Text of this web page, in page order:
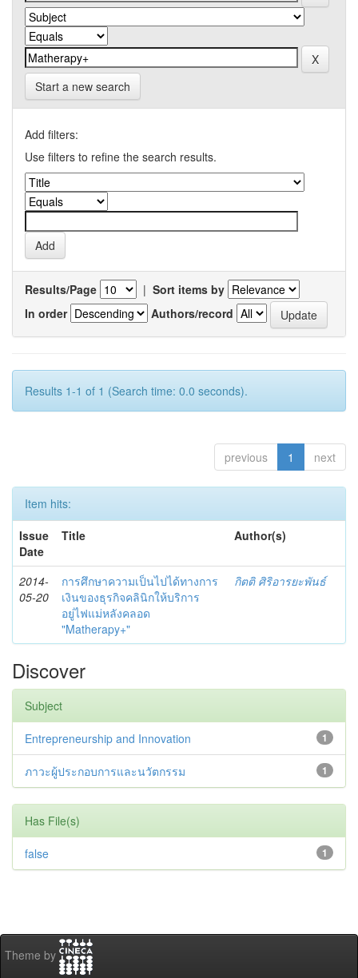
Start a new search
Add filters:
Use filters to refine the search results.
Results/Page | Sort items by
In order
Authors/record
Results 1-1 of 1 (Search time: 0.0 seconds).
previous 1 next
Item hits:
Issue
Date
Title Author(s)
2014-
05-20
การศึกษาความเป็นไปได้ทางการ
เงินของธุรกิจคลินิกให้บริการ
อยู่ไฟแม่หลังคลอด
"Matherapy+"
กิตติ ศิริอารยะพันธ์
Discover
Subject
1
Entrepreneurship and Innovation
1
ภาวะผู้ประกอบการและนวัตกรรม
Has File(s)
1
false
Theme by